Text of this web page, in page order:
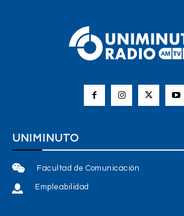
UNIMINUTO
Facultad de Comunicación
Empleabilidad